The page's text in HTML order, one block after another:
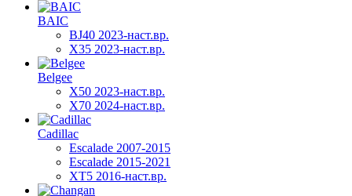
BAIC
BJ40 2023-наст.вр.
X35 2023-наст.вр.
Belgee
X50 2023-наст.вр.
X70 2024-наст.вр.
Cadillac
Escalade 2007-2015
Escalade 2015-2021
XT5 2016-наст.вр.